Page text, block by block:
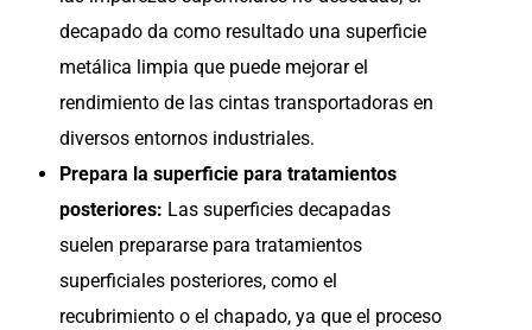
decapado da como resultado una superficie
metálica limpia que puede mejorar el
rendimiento de las cintas transportadoras en
diversos entornos industriales.
Prepara la superficie para tratamientos
posteriores: Las superficies decapadas
suelen prepararse para tratamientos
superficiales posteriores, como el
recubrimiento o el chapado, ya que el proceso